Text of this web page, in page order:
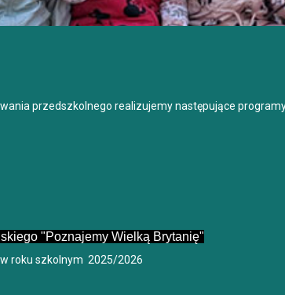
przedszkolnego realizujemy następujące
"Poznajemy Wielką Brytanię"
roku szkolnym 2025/2026